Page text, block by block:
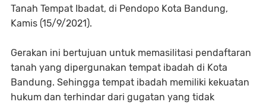
Tanah Tempat Ibadat, di Pendopo Kota Bandung,
Kamis (15/9/2021).
Gerakan ini bertujuan untuk memasilitasi pendaftaran
tanah yang dipergunakan tempat ibadah di Kota
Bandung. Sehingga tempat ibadah memiliki kekuatan
hukum dan terhindar dari gugatan yang tidak